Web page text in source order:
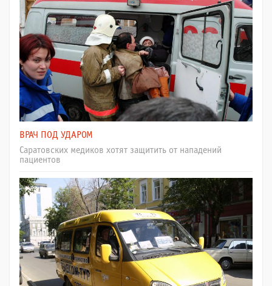
ВРАЧ ПОД УДАРОМ
Саратовских медиков хотят защитить от нападений
пациентов